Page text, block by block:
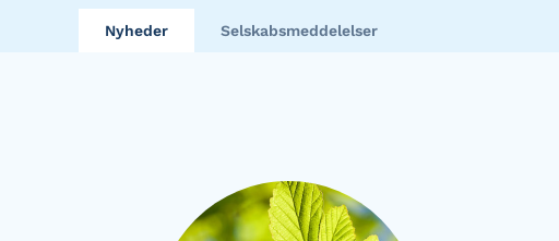
Nyheder Selskabsmeddelelser